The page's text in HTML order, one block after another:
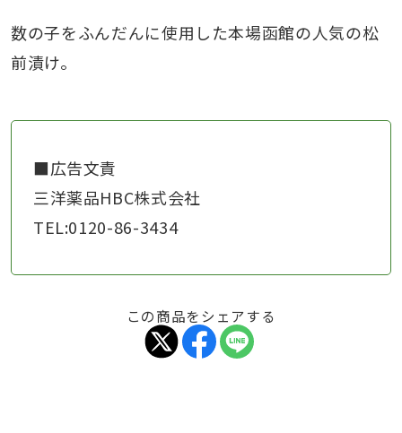
数の子をふんだんに使用した本場函館の人気の松
前漬け。
■広告文責
三洋薬品HBC株式会社
TEL:0120-86-3434
この商品をシェアする